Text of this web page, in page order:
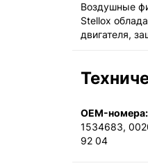
Воздушные
Stellox
двигателя,
OEM-номера:
1534683,
92 04